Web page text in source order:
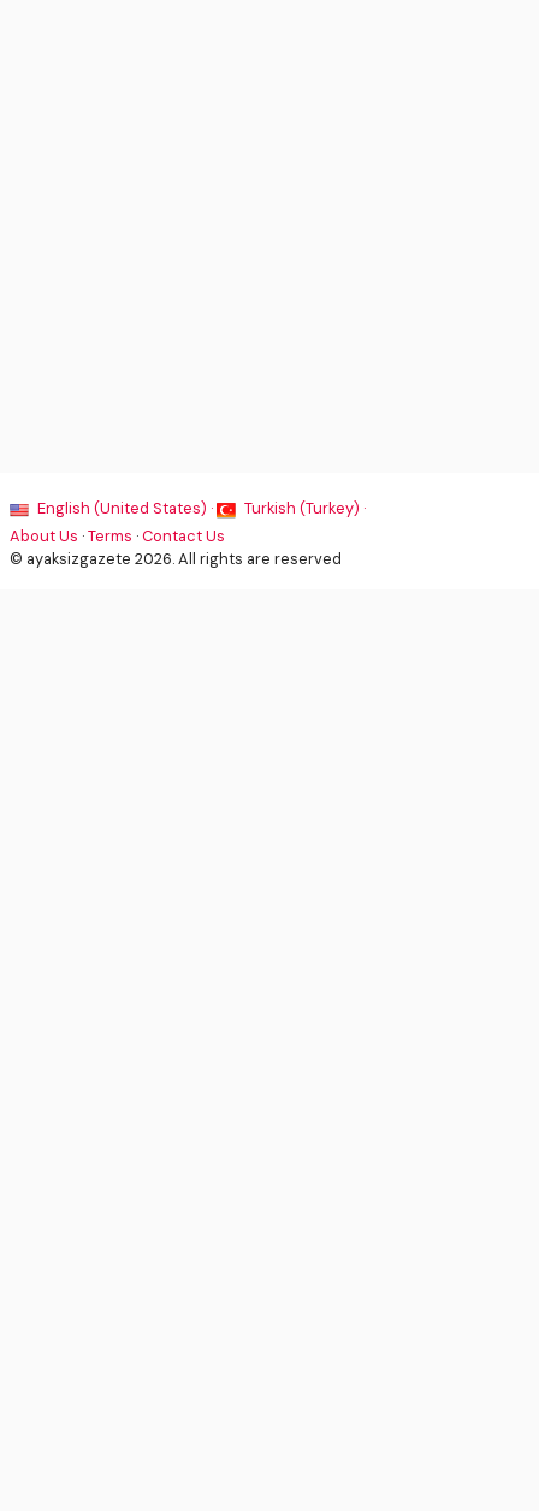
English (United States) ·
Turkish (Turkey) ·
About Us ·Terms ·Contact Us
© ayaksizgazete 2026. All rights are reserved